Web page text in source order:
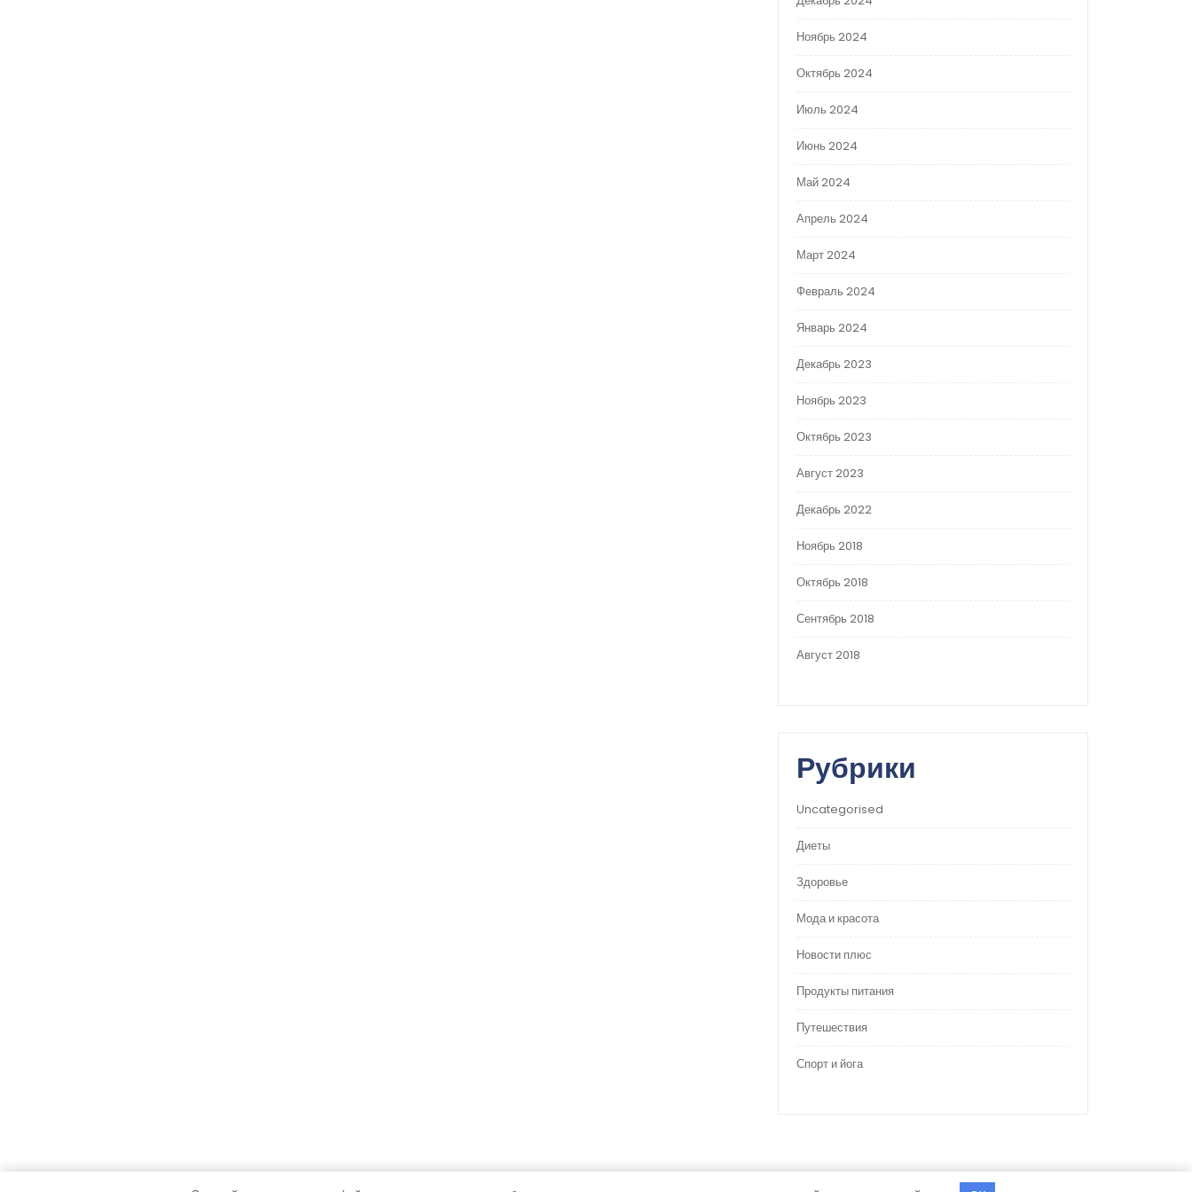
Ноябрь 2024
Октябрь 2024
Июль 2024
Июнь 2024
Май 2024
Апрель 2024
Март 2024
Февраль 2024
Январь 2024
Декабрь 2023
Ноябрь 2023
Октябрь 2023
Август 2023
Декабрь 2022
Ноябрь 2018
Октябрь 2018
Сентябрь 2018
Август 2018
Рубрики
Uncategorised
Диеты
Здоровье
Мода и красота
Новости плюс
Продукты питания
Путешествия
Спорт и йога